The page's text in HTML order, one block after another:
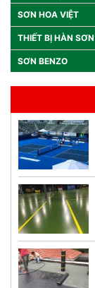
SƠN HOA VIỆT
THIẾT BỊ HÀN SƠN
SƠN BENZO